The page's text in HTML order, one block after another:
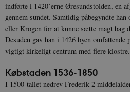
indførte i 1420’erne Øresundstolden, en
gennem sundet. Samtidig påbegyndte
eller Krogen for at kunne sætte magt bag
Desuden gav han i 1426 byen
vigtigt kirkeligt centrum med flere klostre.
Købstaden 1536-1850
I 1500-tallet nedrev Frederik 2